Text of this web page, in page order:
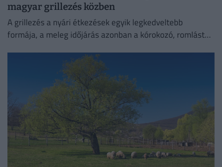
magyar grillezés közben
A grillezés a nyári étkezések egyik legkedveltebb
formája, a meleg időjárás azonban a kórokozó, romlást